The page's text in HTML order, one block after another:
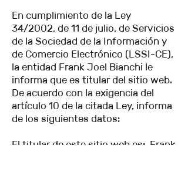
En cumplimiento de la Ley
34/2002, de 11 de julio, de Servicios
de la Sociedad de la Información y
de Comercio Electrónico (LSSI-CE),
la entidad Frank Joel Bianchi le
informa que es titular del sitio web.
De acuerdo con la exigencia del
artículo 10 de la citada Ley, informa
de los siguientes datos:
El titular de este sitio web es: Frank